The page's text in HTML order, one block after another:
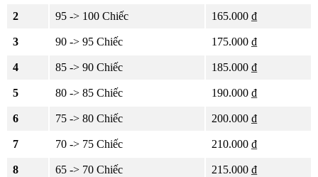
2 95 -> 100 Chiếc 165.000 ₫
3 90 -> 95 Chiếc 175.000 ₫
4 85 -> 90 Chiếc 185.000 ₫
5 80 -> 85 Chiếc 190.000 ₫
6 75 -> 80 Chiếc 200.000 ₫
7 70 -> 75 Chiếc 210.000 ₫
8 65 -> 70 Chiếc 215.000 ₫